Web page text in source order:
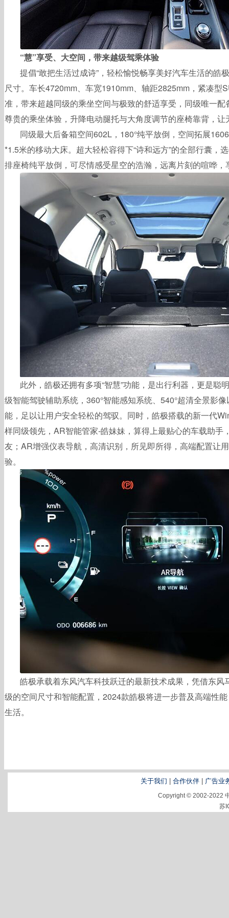
“慧”享受、大空间，带来越级驾乘体验
提倡“敢把生活过成诗”，轻松愉悦畅享美好汽车生活的皓
尺寸。车长4720mm、车宽1910mm、轴距2825mm，紧凑型
准，带来超越同级的乘坐空间与极致的舒适享受，同级唯一
尊贵的乘坐体验，升降电动腿托与大角度调节的座椅靠背，
同级最大后备箱空间602L，180°纯平放倒，空间拓展
*1.5米的移动大床。超大轻松容得下“诗和远方”的全部行囊，
排座椅纯平放倒，可尽情感受星空的浩瀚，远离片刻的喧哗
此外，皓极还拥有多项“智慧”功能，是出行利器，更是聪
级智能驾驶辅助系统，360°智能感知系统、540°超清全景影
能，足以让用户安全轻松的驾驭。同时，皓极搭载的新一代
样同级领先，AR智能管家-皓妹妹，算得上最贴心的车载助手
友；AR增强仪表导航，高清识别，所见即所得，高端配置让
验。
皓极承载着东风汽车科技跃迁的最新技术成果，凭借东风
级的空间尺寸和智能配置，2024款皓极将进一步普及高端性
生活。
关于我们 合作伙伴 广告业
Copyright © 2002-2022
苏